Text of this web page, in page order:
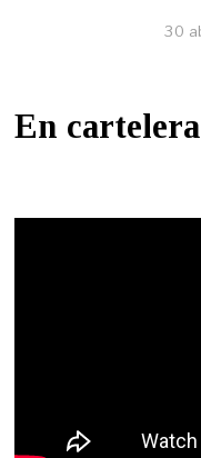
30
En cartelera